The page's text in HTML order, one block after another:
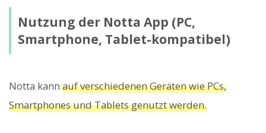
Nutzung der Notta App (PC,
Smartphone, Tablet-kompatibel)
Notta kann auf verschiedenen Geräten wie PCs,
Smartphones und Tablets genutzt werden.